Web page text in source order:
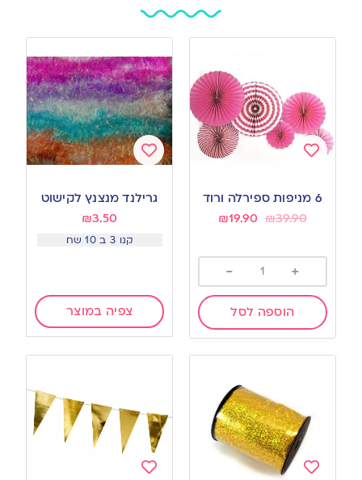
to
wishlist
6 מניפות ספירלה ורוד
₪39.90
₪19.90
+
-
הוספה לסל
to
wishlist
גרילנד מנצנץ לקישוט
₪3.50
קנו 3 ב 10 שח
צפיה במוצר